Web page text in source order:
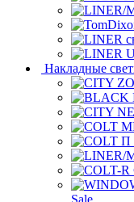
Накладные
Sale